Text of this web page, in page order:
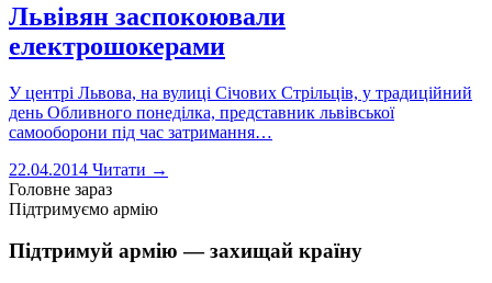
Львівян заспокоювали
електрошокерами
У центрі Львова, на вулиці Січових Стрільців, у традиційний
день Обливного понеділка, представник львівської
самооборони під час затримання…
22.04.2014 Читати →
Головне зараз
Підтримуємо армію
Підтримуй армію — захищай країну